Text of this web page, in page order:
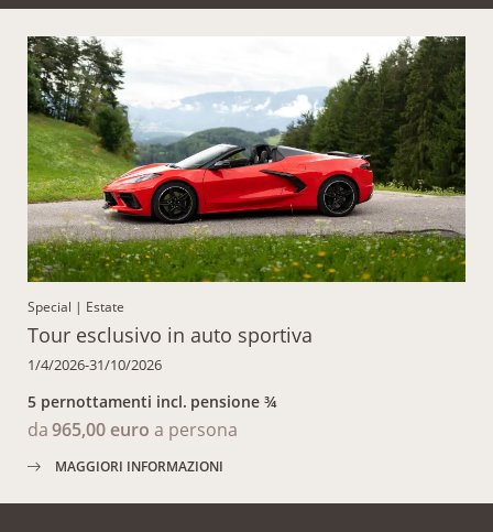
Special | Estate
Tour esclusivo in auto sportiva
1/4/2026-31/10/2026
5 pernottamenti incl. pensione ¾
da965,00 euro a persona
MAGGIORI INFORMAZIONI